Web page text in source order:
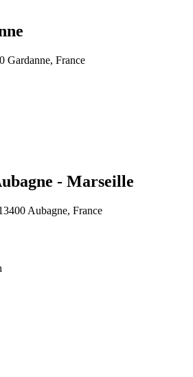
Gardanne, France
- Marseille
Aubagne, France